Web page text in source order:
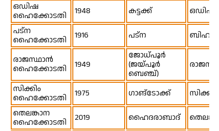
ഒഡിഷ
ഹൈക്കോടതി
1948 കട്ടക്ക്
ഒഡിഷ
പട്‌ന
ഹൈക്കോടതി
1916 പട്‌ന ബിഹാർ
രാജസ്ഥാൻ
ഹൈക്കോടതി
1949
ജോധ്പൂർ
(ജയ്പൂർ
ബെഞ്ച്)
സിക്കിം
ഹൈക്കോടതി
1975 ഗാങ്‌ടോക്ക്
സിക്കിം
തെലങ്കാന
ഹൈക്കോടതി
2019 ഹൈദരാബാദ്